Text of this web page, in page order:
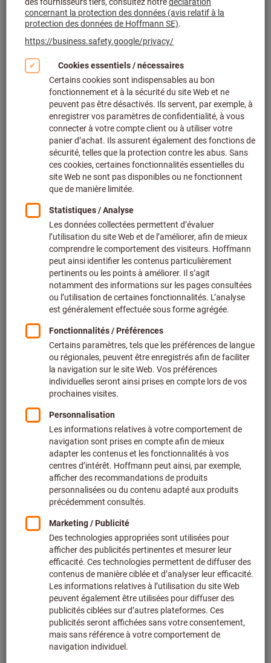
Pinces coupantes (668)
Outils de coupe spéciaux (16)
Outils de poinçonnage et de découpage (269)
Filtrer et trier
produits
Produits
Cutter avec manche bimatière,
avec 3 lames cassables
Réf.: 845020
Livrable
2 variantes
8,00 €
+ TVA en vigueurPrix et frais de
Cutter avec manche
monomatière, avec 3 lames
cassables, Largeur lame: 18mm
Tajima
7,85 €
Prix par 1 Unité
+ TVA en vigueurPrix et frais de
livraison
Ajouter à la liste de favoris